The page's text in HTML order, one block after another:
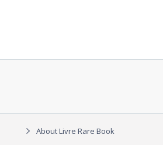
About Livre Rare Book